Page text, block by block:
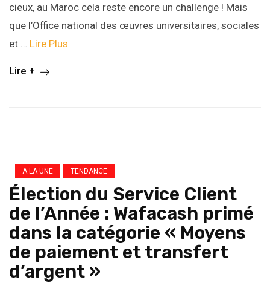
cieux, au Maroc cela reste encore un challenge ! Mais
que l’Office national des œuvres universitaires, sociales
et … Lire Plus
Lire +
A LA UNE TENDANCE
Élection du Service Client
de l’Année : Wafacash primé
dans la catégorie « Moyens
de paiement et transfert
d’argent »